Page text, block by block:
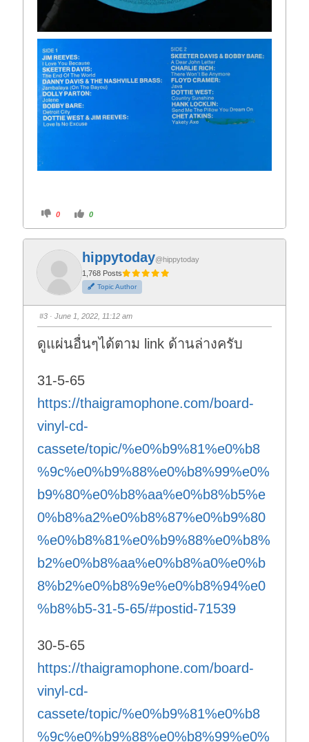
C
i
f
t
h
m
b
d
o
n
.
0
C
i
f
o
t
h
u
m
b
u
p
0
hippytoday@hippytoday
1,768 Posts
Topic Author
#3 · June 1, 2022, 11:12 am
ดูแผ่นอื่นๆได้ตาม link ด้านล่างครับ
31-5-65
https://thaigramophone.com/board-
vinyl-cd-
cassete/topic/%e0%b9%81%e0%b8
%9c%e0%b9%88%e0%b8%99%e0%
b9%80%e0%b8%aa%e0%b8%b5%e
0%b8%a2%e0%b8%87%e0%b9%80
%e0%b8%81%e0%b9%88%e0%b8%
b2%e0%b8%aa%e0%b8%a0%e0%b
8%b2%e0%b8%9e%e0%b8%94%e0
%b8%b5-31-5-65/#postid-71539
30-5-65
https://thaigramophone.com/board-
vinyl-cd-
cassete/topic/%e0%b9%81%e0%b8
%9c%e0%b9%88%e0%b8%99%e0%